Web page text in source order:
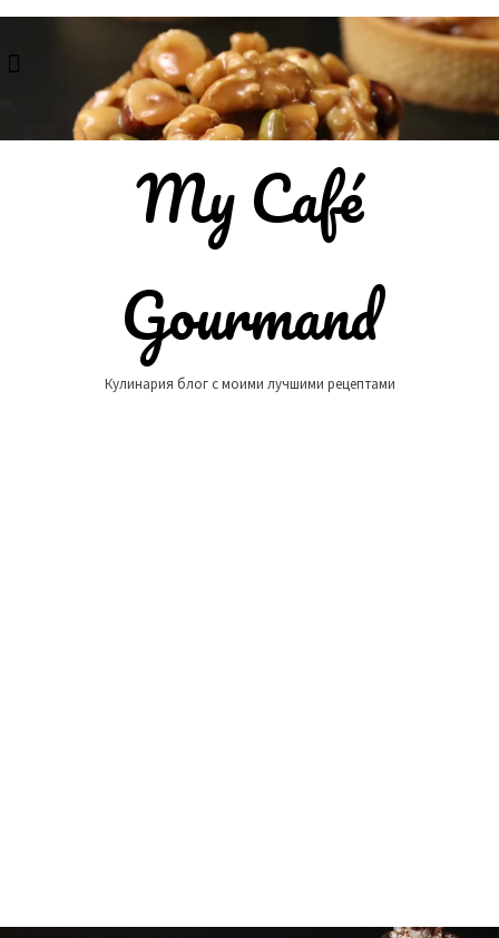
content
My Café
Gourmand
Кулинария блог с моими лучшими рецептами